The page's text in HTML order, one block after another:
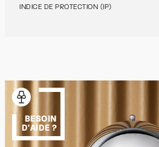
INDICE DE PROTECTION (IP)
BESOIN
D'AIDE ?